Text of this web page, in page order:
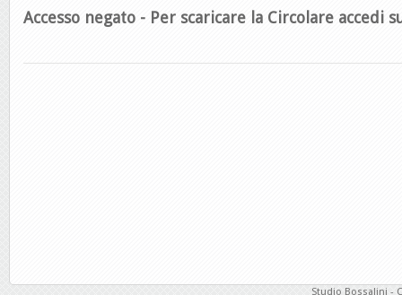
Accesso negato - Per scaricare la Circolare accedi
Studio Bossalini -